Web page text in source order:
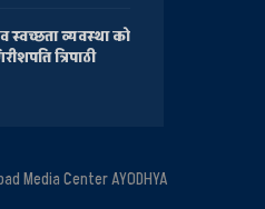
स्वच्छता व्यवस्था को
त्रिपाठी
Media Center AYODHYA